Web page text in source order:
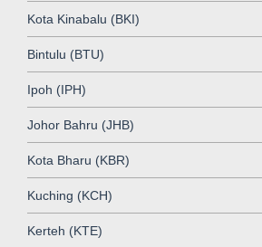
Kota Kinabalu (BKI)
Bintulu (BTU)
Ipoh (IPH)
Johor Bahru (JHB)
Kota Bharu (KBR)
Kuching (KCH)
Kerteh (KTE)